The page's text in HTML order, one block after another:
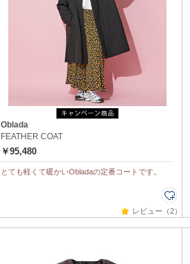
Oblada
FEATHER COAT
￥95,480
とても軽くて暖かいObladaの定番コートです。
レビュー（2）